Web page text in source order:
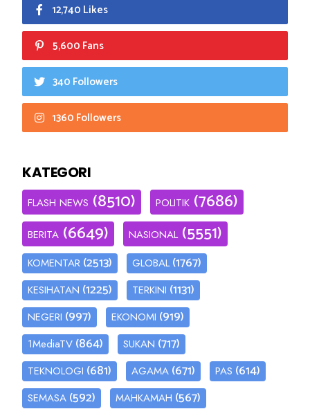
12,740 Likes
5,600 Fans
340 Followers
1360 Followers
KATEGORI
FLASH NEWS (8510) POLITIK (7686)
BERITA (6649) NASIONAL (5551)
KOMENTAR (2513) GLOBAL (1767)
KESIHATAN (1225) TERKINI (1131)
NEGERI (997) EKONOMI (919)
1MediaTV (864) SUKAN (717)
TEKNOLOGI (681) AGAMA (671) PAS (614)
SEMASA (592) MAHKAMAH (567)